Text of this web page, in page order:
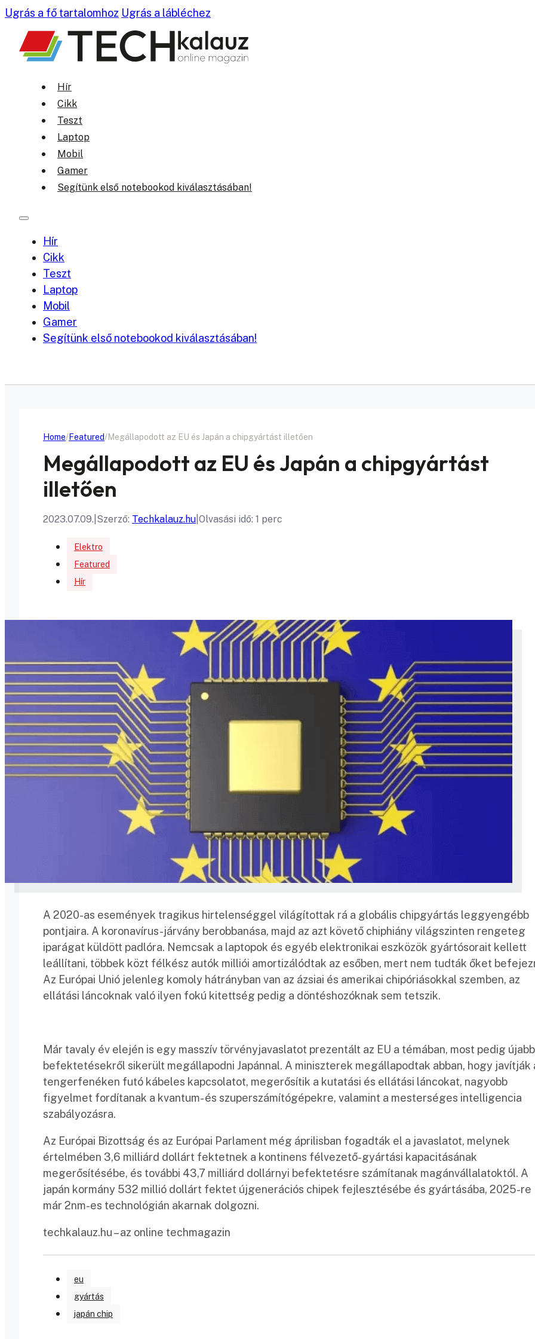
Ugrás a fő tartalomhoz Ugrás a lábléchez
Hír
Cikk
Teszt
Laptop
Mobil
Gamer
Segítünk első notebookod kiválasztásában!
Hír
Cikk
Teszt
Laptop
Mobil
Gamer
Segítünk első notebookod kiválasztásában!
Home Featured Megállapodott az EU és Japán a chipgyártást illetően
Megállapodott az EU és Japán a chipgyártást
illetően
2023.07.09. Szerző: Techkalauz.hu Olvasási idő: 1 perc
Elektro
Featured
Hír
A 2020-as események tragikus hirtelenséggel világítottak rá a globális chipgyártás leggyengébb
pontjaira. A koronavírus-járvány berobbanása, majd az azt követő chiphiány világszinten rengeteg
iparágat küldött padlóra. Nemcsak a laptopok és egyéb elektronikai eszközök gyártósorait kellett
leállítani, többek közt félkész autók milliói amortizálódtak az esőben, mert nem tudták őket
Az Európai Unió jelenleg komoly hátrányban van az ázsiai és amerikai chipóriásokkal szemben, az
ellátási láncoknak való ilyen fokú kitettség pedig a döntéshozóknak sem tetszik.
Már tavaly év elején is egy masszív törvényjavaslatot prezentált az EU a témában, most pedig újabb
befektetésekről sikerült megállapodni Japánnal. A miniszterek megállapodtak abban, hogy javítják
tengerfenéken futó kábeles kapcsolatot, megerősítik a kutatási és ellátási láncokat, nagyobb
figyelmet fordítanak a kvantum- és szuperszámítógépekre, valamint a mesterséges intelligencia
szabályozásra.
Az Európai Bizottság és az Európai Parlament még áprilisban fogadták el a javaslatot, melynek
értelmében 3,6 milliárd dollárt fektetnek a kontinens félvezető-gyártási kapacitásának
megerősítésébe, és további 43,7 milliárd dollárnyi befektetésre számítanak magánvállalatoktól. A
japán kormány 532 millió dollárt fektet újgenerációs chipek fejlesztésébe és gyártásába, 2025-re
már 2nm-es technológián akarnak dolgozni.
techkalauz.hu – az online techmagazin
eu
gyártás
japán chip